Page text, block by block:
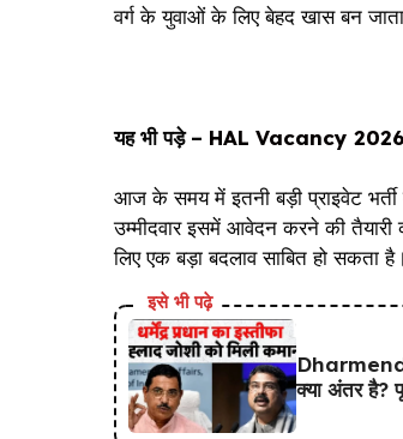
वर्ग के युवाओं के लिए बेहद खास बन
यह भी पड़े – HAL Vacancy
आज के समय में इतनी बड़ी प्राइवेट
उम्मीदवार इसमें आवेदन करने की
लिए एक बड़ा बदलाव साबित हो सकता है।
इसे भी पढ़े
क्या अंतर है?